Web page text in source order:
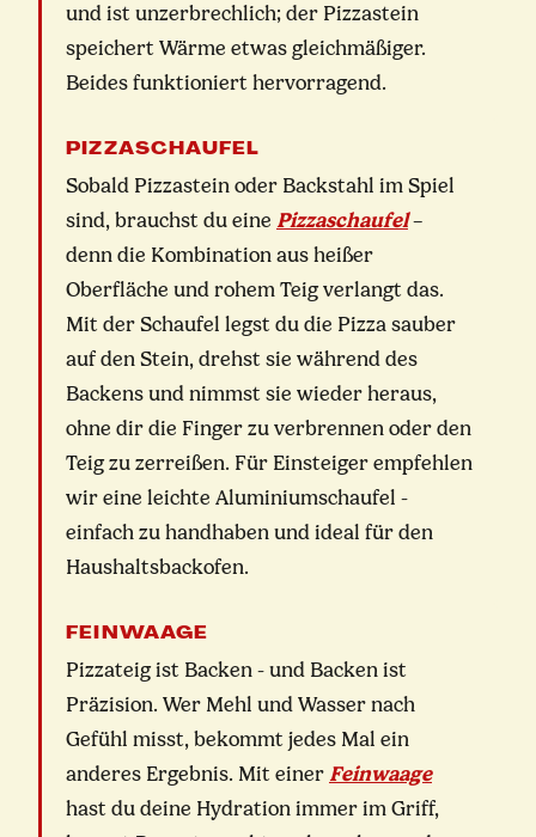
und ist unzerbrechlich; der Pizzastein
speichert Wärme etwas gleichmäßiger.
Beides funktioniert hervorragend.
PIZZASCHAUFEL
Sobald Pizzastein oder Backstahl im Spiel
sind, brauchst du eine Pizzaschaufel–
denn die Kombination aus heißer
Oberfläche und rohem Teig verlangt das.
Mit der Schaufel legst du die Pizza sauber
auf den Stein, drehst sie während des
Backens und nimmst sie wieder heraus,
ohne dir die Finger zu verbrennen oder den
Teig zu zerreißen. Für Einsteiger empfehlen
wir eine leichte Aluminiumschaufel -
einfach zu handhaben und ideal für den
Haushaltsbackofen.
FEINWAAGE
Pizzateig ist Backen - und Backen ist
Präzision. Wer Mehl und Wasser nach
Gefühl misst, bekommt jedes Mal ein
anderes Ergebnis. Mit einer Feinwaage
hast du deine Hydration immer im Griff,